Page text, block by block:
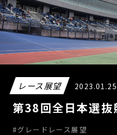
レース展望 2023.01.25
第38回全日本選
#グレードレース展望